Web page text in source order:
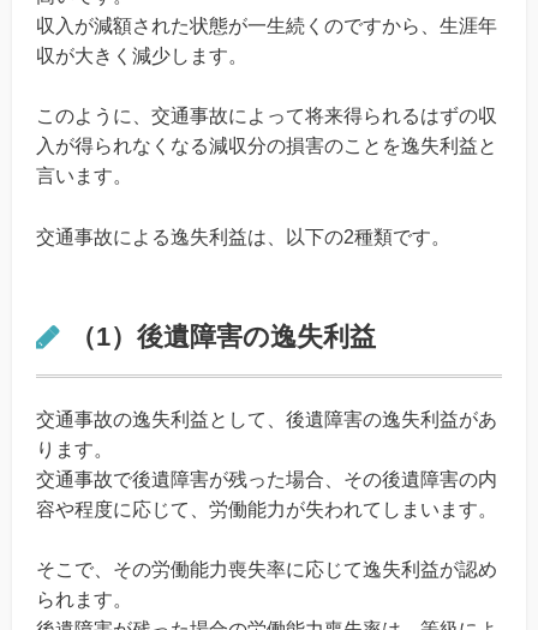
収入が減額された状態が一生続くのですから、生涯年
収が大きく減少します。
このように、交通事故によって将来得られるはずの収
入が得られなくなる減収分の損害のことを逸失利益と
言います。
交通事故による逸失利益は、以下の2種類です。
（1）後遺障害の逸失利益
交通事故の逸失利益として、後遺障害の逸失利益があ
ります。
交通事故で後遺障害が残った場合、その後遺障害の内
容や程度に応じて、労働能力が失われてしまいます。
そこで、その労働能力喪失率に応じて逸失利益が認め
られます。